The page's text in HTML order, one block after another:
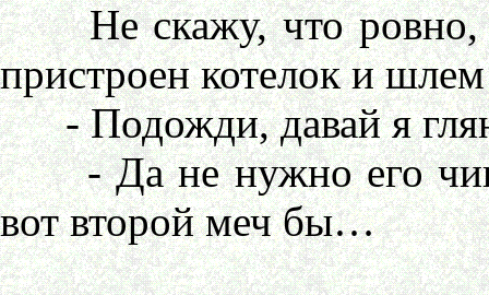
Не скажу, что ровно,
пристроен котелок и
- Подожди, давай я
- Да не нужно его
вот второй меч бы…